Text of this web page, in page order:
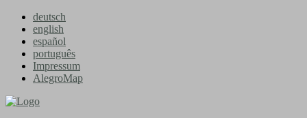
deutsch
english
español
português
Impressum
AlegroMap